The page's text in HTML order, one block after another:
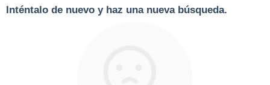
Inténtalo de nuevo y haz una nueva búsqueda.